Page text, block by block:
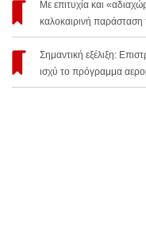
Με επιτυχία και
καλοκαιρινή
Σημαντική εξέλιξη:
ισχύ το πρόγραμμα